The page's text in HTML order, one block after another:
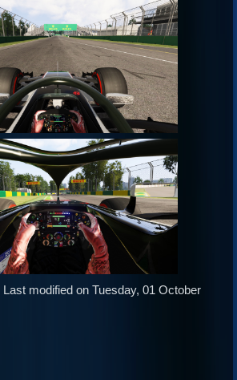
Last modified on Tuesday, 01 October